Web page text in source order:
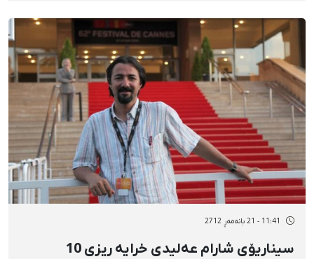
11:41 - 21 بانەمەڕ 2712
سیناریۆی شارام عەلیدی خرایە ریزی 10